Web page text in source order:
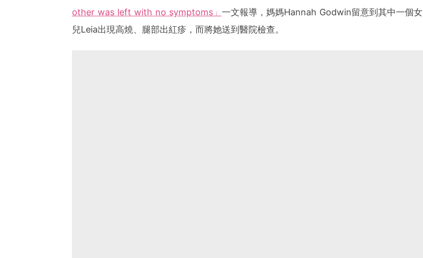
other was left with no symptoms」 一文報導，媽媽Hannah Godwin留意到其中一個女
兒Leia出現高燒、腿部出紅疹，而將她送到醫院檢查。